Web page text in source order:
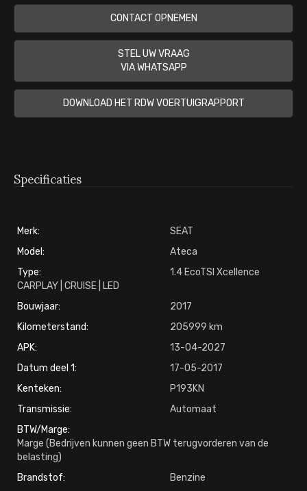
CONTACT OPNEMEN
STEL UW VRAAG
VIA WHATSAPP
DOWNLOAD HET RDW VOERTUIGRAPPORT
Specificaties
Merk:
SEAT
Model:
Ateca
Type:
1.4 EcoTSI Xcellence
CARPLAY | CRUISE | LED
Bouwjaar:
2017
Kilometerstand:
205999
APK:
13-04-2027
Datum deel 1:
17-05-2017
Kenteken:
P193KN
Transmissie:
Automaat
BTW/Marge:
Marge (Bedrijven kunnen geen BTW terugvorderen van de
belasting)
Brandstof:
Benzine